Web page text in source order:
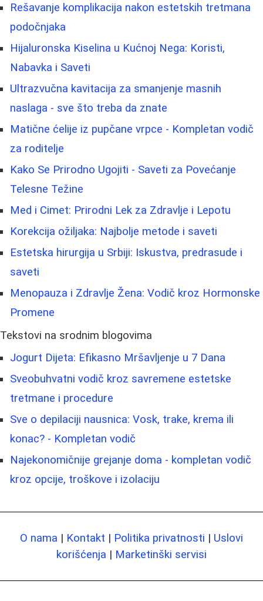
Rešavanje komplikacija nakon estetskih tretmana
podočnjaka
Hijaluronska Kiselina u Kućnoj Nega: Koristi,
Nabavka i Saveti
Ultrazvučna kavitacija za smanjenje masnih
naslaga - sve što treba da znate
Matične ćelije iz pupčane vrpce - Kompletan vodič
za roditelje
Kako Se Prirodno Ugojiti - Saveti za Povećanje
Telesne Težine
Med i Cimet: Prirodni Lek za Zdravlje i Lepotu
Korekcija ožiljaka: Najbolje metode i saveti
Estetska hirurgija u Srbiji: Iskustva, predrasude i
saveti
Menopauza i Zdravlje Žena: Vodič kroz Hormonske
Promene
Tekstovi na srodnim blogovima
Jogurt Dijeta: Efikasno Mršavljenje u 7 Dana
Sveobuhvatni vodič kroz savremene estetske
tretmane i procedure
Sve o depilaciji nausnica: Vosk, trake, krema ili
konac? - Kompletan vodič
Najekonomičnije grejanje doma - kompletan vodič
kroz opcije, troškove i izolaciju
O nama | Kontakt | Politika privatnosti | Uslovi
korišćenja | Marketinški servisi